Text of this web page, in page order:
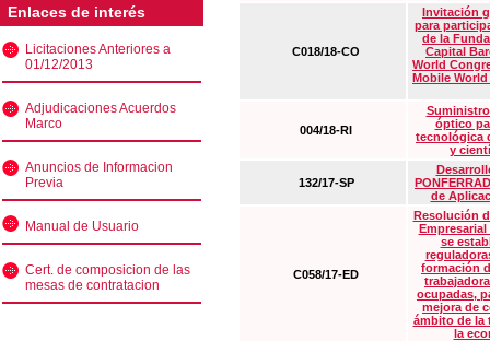
Enlaces de interés
Licitaciones Anteriores a
01/12/2013
Adjudicaciones Acuerdos
Marco
Anuncios de Informacion
Previa
Manual de Usuario
Cert. de composicion de las
mesas de contratacion
C018/18-CO
Invitación
para
de la
Capital
World
Mobile
004/18-RI
óptico
tecnológica
y
132/17-SP
de
C058/17-ED
Resolución
Empresarial
se
formación
ocupadas,
mejora de
ámbito de la
la